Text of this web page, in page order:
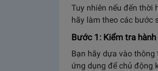
Tuy nhiên nếu đến thời
hãy làm theo các bước
Bước 1: Kiểm tra
Bạn hãy dựa vào
ứng dụng để chủ động